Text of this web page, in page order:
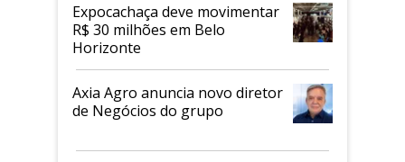
Expocachaça deve movimentar
R$ 30 milhões em Belo
Horizonte
Axia Agro anuncia novo diretor
de Negócios do grupo